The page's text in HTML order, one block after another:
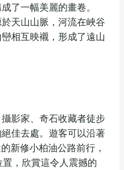
了一幅美麗的畫卷。
於天山山脈，河流在峽谷
相互映襯，形成了遠山
影家、奇石收藏者徒步
佳去處。遊客可以沿著‌
新修小柏油公路前行，
，欣賞這令人震撼的